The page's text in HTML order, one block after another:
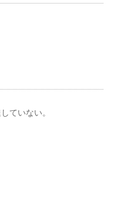
ていない。